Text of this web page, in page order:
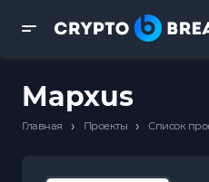
Mapxus
Главная › Проекты › Список